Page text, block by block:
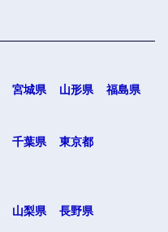
宮城県 山形県 福島県
千葉県
東京都
山梨県 長野県